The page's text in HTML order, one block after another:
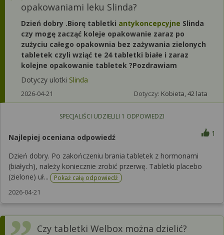
opakowaniami leku Slinda?
Dzień dobry .Biorę tabletki antykoncepcyjne Slinda
czy mogę zacząć koleje opakowanie zaraz po
zużyciu całego opakownia bez zażywania zielonych
tabletek czyli wziąć te 24 tabletki białe i zaraz
kolejne opakowanie tabletek ?Pozdrawiam
Dotyczy ulotki Slinda
2026-04-21 Dotyczy: Kobieta, 42 lata
SPECJALIŚCI UDZIELILI 1 ODPOWIEDZI
Najlepiej oceniana odpowiedź 1
Dzień dobry. Po zakończeniu brania tabletek z hormonami
(białych), należy koniecznie zrobić przerwę. Tabletki placebo
(zielone) uł...
Pokaż całą odpowiedź
2026-04-21
Czy tabletki Welbox można dzielić?